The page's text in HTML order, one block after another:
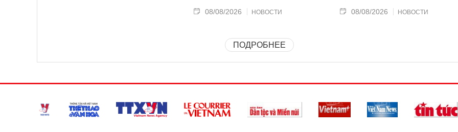
08/08/2026 НОВОСТИ 08/08/2026 НОВОСТИ
ПОДРОБНЕЕ